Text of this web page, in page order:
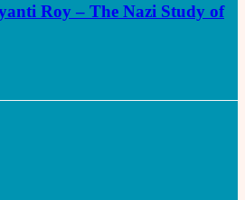
Roy – The Nazi Study of